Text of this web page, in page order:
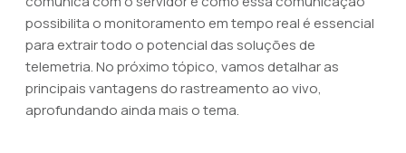
possibilita o monitoramento em tempo real é essencial
para extrair todo o potencial das soluções de
telemetria. No próximo tópico, vamos detalhar as
principais vantagens do rastreamento ao vivo,
aprofundando ainda mais o tema.